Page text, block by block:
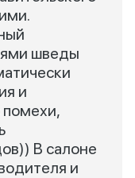
шведы
и
помехи,
В салоне
и